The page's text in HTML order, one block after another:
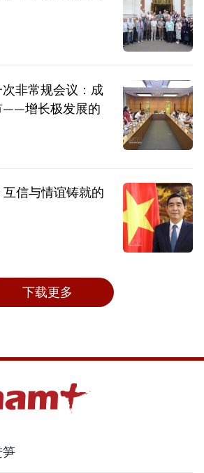
非常规会议：成
——增长极发展的
信与情谊铸就的
下载更多
笋